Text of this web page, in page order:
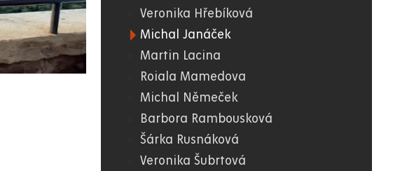
Veronika Hřebíková
Michal Janáček
Martin Lacina
Roiala Mamedova
Michal Němeček
Barbora Rambousková
Šárka Rusnáková
Veronika Šubrtová